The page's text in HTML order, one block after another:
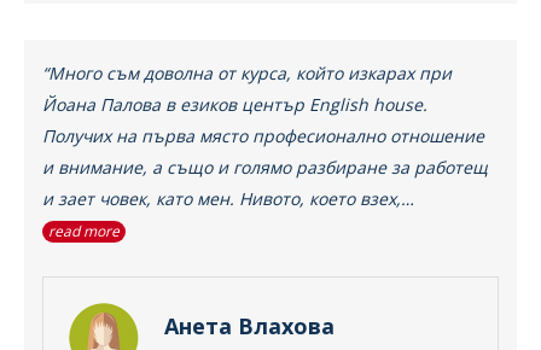
Анета Влахова
“Много съм доволна от курса, който изкарах при
Йоана Палова в езиков център English house.
Получих на първа място професионално отношение
и внимание, а също и голямо разбиране за работещ
и зает човек, като мен. Нивото, което взех,…
read more